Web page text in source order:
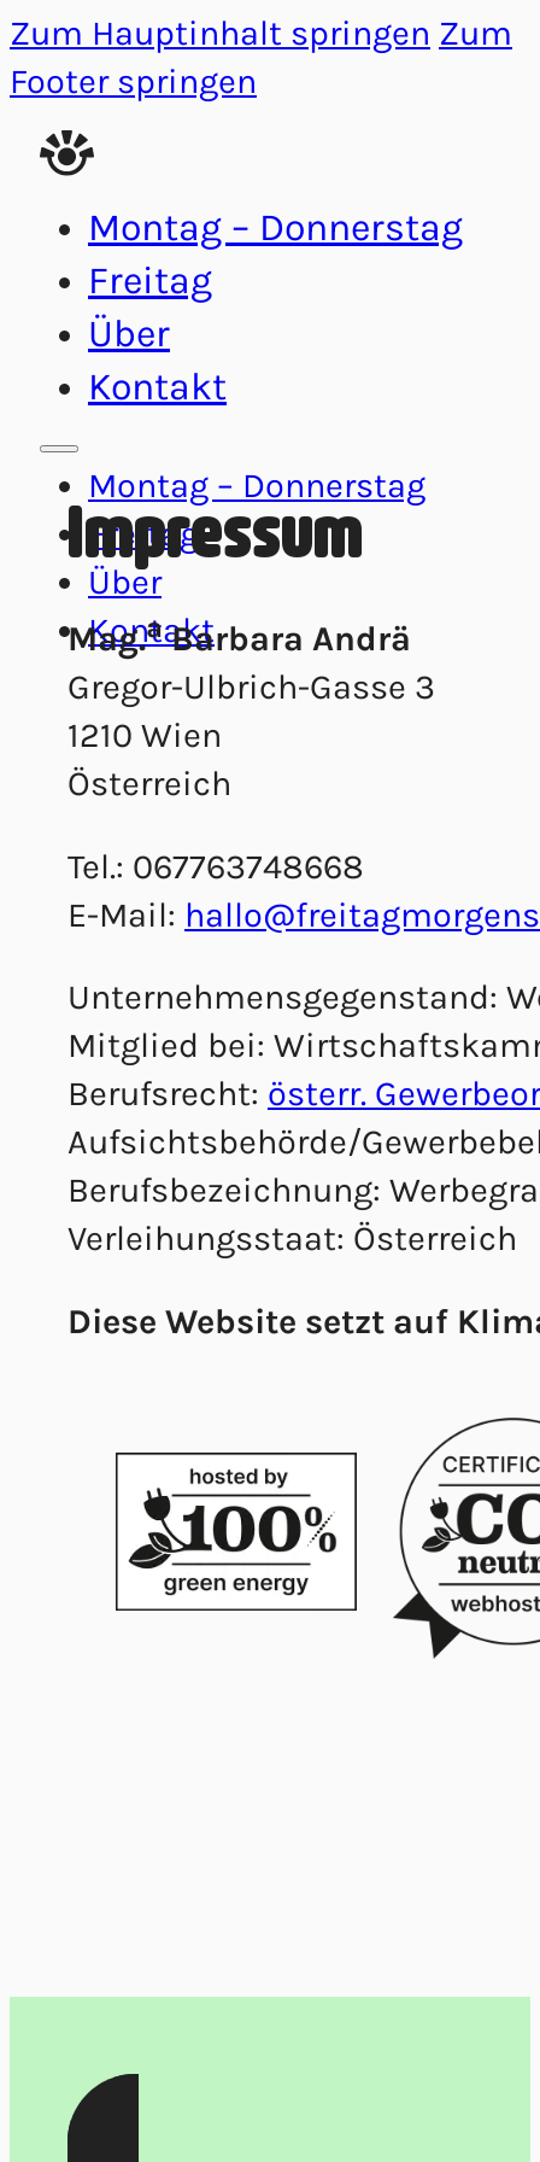
Zum Hauptinhalt springen Zum
Footer springen
Montag – Donnerstag
Freitag
Über
Kontakt
Montag – Donnerstag
Freitag
Über
Kontakt
Impressum
Mag.aBarbara Andrä
Gregor-Ulbrich-Gasse 3
1210 Wien
Österreich
Tel.: 067763748668
E-Mail:
Unternehmensgegenstand:
Mitglied bei:
Berufsrecht: österr.
Aufsichtsbehörde/
Berufsbezeichnung:
Verleihungsstaat: Österreich
Diese Website setzt auf